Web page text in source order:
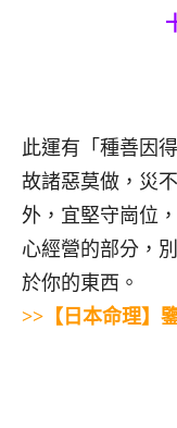
此運有「種善因
故諸惡莫做，災
外，宜堅守崗位
心經營的部分，
於你的東西。
>>【日本命理】